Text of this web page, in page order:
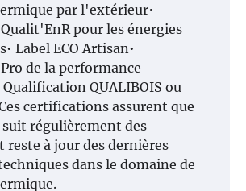
par l'extérieur•
pour les énergies
Label ECO Artisan•
de la performance
QUALIBOIS ou
certifications assurent que
régulièrement des
à jour des dernières
dans le domaine de